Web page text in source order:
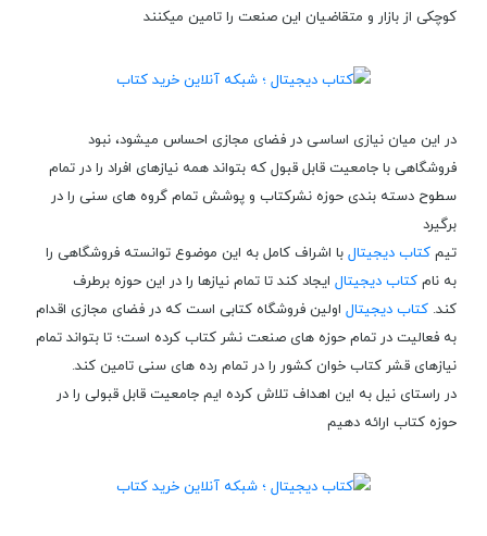
کوچکی از بازار و متقاضیان این صنعت را تامین میکنند
در این میان نیازی اساسی در فضای مجازی احساس میشود، نبود
فروشگاهی با جامعیت قابل قبول که بتواند همه نیازهای افراد را در تمام
سطوح دسته بندی حوزه نشرکتاب و پوشش تمام گروه های سنی را در
برگیرد
تیم کتاب دیجیتال با اشراف کامل به این موضوع توانسته فروشگاهی را
به نام کتاب دیجیتال ایجاد کند تا تمام نیازها را در این حوزه برطرف
کند. کتاب دیجیتال اولین فروشگاه کتابی است که در فضای مجازی اقدام
به فعالیت در تمام حوزه های صنعت نشر کتاب کرده است؛ تا بتواند تمام
نیازهای قشر کتاب خوان کشور را در تمام رده های سنی تامین کند.
در راستای نیل به این اهداف تلاش کرده ایم جامعیت قابل قبولی را در
حوزه کتاب ارائه دهیم